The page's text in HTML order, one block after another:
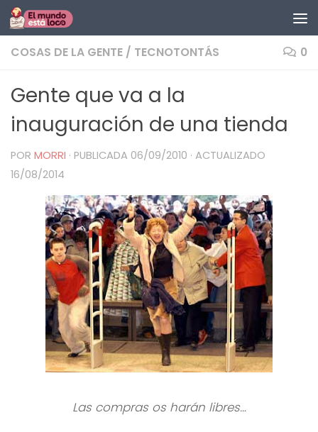
Saltar al contenido
COSAS DE LA GENTE / TECNOTONTÁS 0
Gente que va a la
inauguración de una tienda
POR MORRI · PUBLICADA 06/09/2010 · ACTUALIZADO
16/08/2014
Las compras os harán libres…